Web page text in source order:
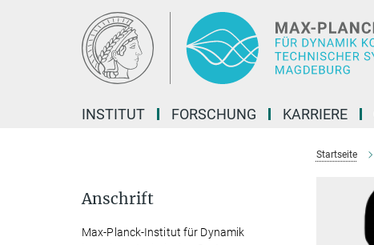
INSTITUT FORSCHUNG KARRIERE
Startseite
Anschrift
Max-Planck-Institut für Dynamik